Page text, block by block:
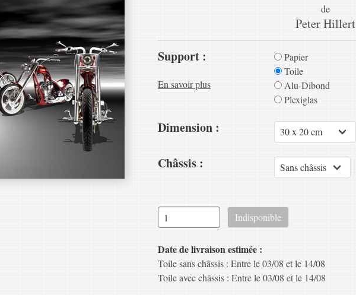
de
Peter Hillert
Support :
En savoir plus
Papier
Toile
Alu-Dibond
Plexiglas
Dimension :
Châssis :
Date de livraison estimée :
Toile sans châssis : Entre le 03/08 et le 14/08
Toile avec châssis : Entre le 03/08 et le 14/08